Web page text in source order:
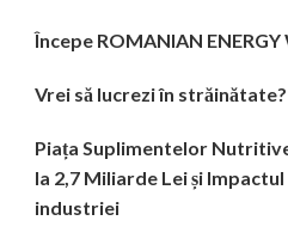
Începe ROMANIAN ENERGY
Vrei să lucrezi în
Piața Suplimentelor
la 2,7 Miliarde Lei și
industriei